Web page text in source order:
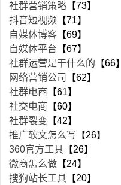
社群营销策略 【73】
抖音短视频 【71】
自媒体博客 【69】
自媒体平台 【67】
社群运营是干什么的 【66】
网络营销公司
【62】
社群电商 【61】
社交电商 【60】
社群裂变 【42】
推广软文怎么写 【26】
360官方工具 【26】
微商怎么做 【24】
搜狗站长工具 【20】